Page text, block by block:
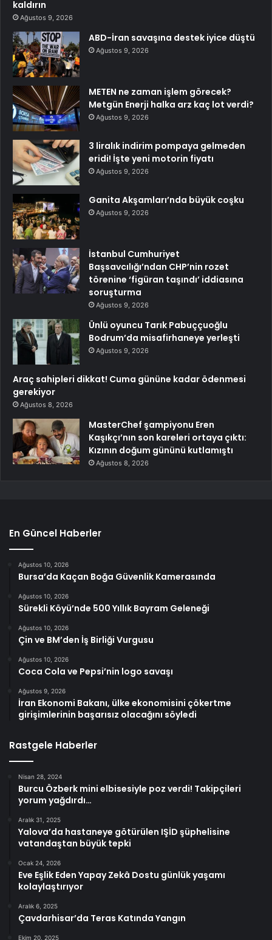
kaldırın
Ağustos 9, 2026
ABD-İran savaşına destek iyice düştü
Ağustos 9, 2026
METEN ne zaman işlem görecek?
Metgün Enerji halka arz kaç lot verdi?
Ağustos 9, 2026
3 liralık indirim pompaya gelmeden
eridi! İşte yeni motorin fiyatı
Ağustos 9, 2026
Ganita Akşamları’nda büyük coşku
Ağustos 9, 2026
İstanbul Cumhuriyet
Başsavcılığı’ndan CHP’nin rozet
törenine ‘figüran taşındı’ iddiasına
soruşturma
Ağustos 9, 2026
Ünlü oyuncu Tarık Pabuççuoğlu
Bodrum’da misafirhaneye yerleşti
Ağustos 9, 2026
Araç sahipleri dikkat! Cuma gününe kadar ödenmesi
gerekiyor
Ağustos 8, 2026
MasterChef şampiyonu Eren
Kaşıkçı’nın son kareleri ortaya çıktı:
Kızının doğum gününü kutlamıştı
Ağustos 8, 2026
En Güncel Haberler
Ağustos 10, 2026
Bursa’da Kaçan Boğa Güvenlik Kamerasında
Ağustos 10, 2026
Sürekli Köyü’nde 500 Yıllık Bayram Geleneği
Ağustos 10, 2026
Çin ve BM’den İş Birliği Vurgusu
Ağustos 10, 2026
Coca Cola ve Pepsi’nin logo savaşı
Ağustos 9, 2026
İran Ekonomi Bakanı, ülke ekonomisini çökertme
girişimlerinin başarısız olacağını söyledi
Rastgele Haberler
Nisan 28, 2024
Burcu Özberk mini elbisesiyle poz verdi! Takipçileri
yorum yağdırdı…
Aralık 31, 2025
Yalova’da hastaneye götürülen IŞİD şüphelisine
vatandaştan büyük tepki
Ocak 24, 2026
Eve Eşlik Eden Yapay Zekâ Dostu günlük yaşamı
kolaylaştırıyor
Aralık 6, 2025
Çavdarhisar’da Teras Katında Yangın
Ekim 20, 2025